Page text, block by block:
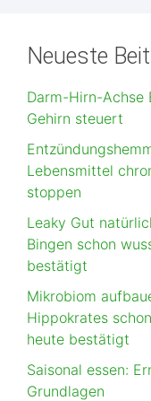
Neueste
Darm-Hirn-Achse
Gehirn steuert
Lebensmittel
stoppen
Leaky Gut
Bingen schon
bestätigt
Mikrobiom
Hippokrates
heute bestätigt
Saisonal essen:
Grundlagen